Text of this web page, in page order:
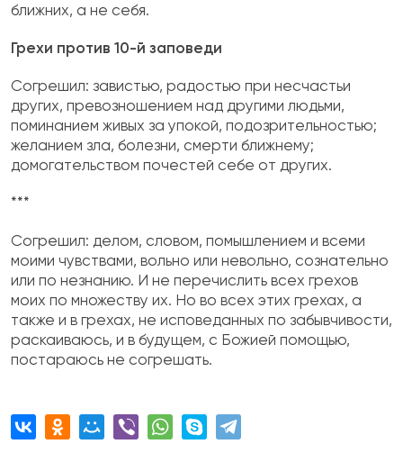
ближних, а не себя.
Грехи против 10-й заповеди
Согрешил: завистью, радостью при несчастьи
других, превозношением над другими людьми,
поминанием живых за упокой, подозрительно­стью;
желанием зла, болезни, смерти ближнему;
домогательством почестей себе от других.
***
Согрешил: делом, словом, помышлением и всеми
моими чувствами, вольно или невольно, сознательно
или по незнанию. И не перечислить всех грехов
моих по множеству их. Но во всех этих грехах, а
также и в грехах, не исповеданных по за­бывчивости,
раскаиваюсь, и в будущем, с Божией помощью,
постараюсь не согрешать.